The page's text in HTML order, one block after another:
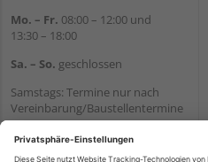
Mo. – Fr. 08:00 – 12:00 und
13:30 – 18:00
Sa. – So. geschlossen
Samstags: Termine nur nach
Vereinbarung/Baustellentermine
Wir helfen Ihnen gerne
weiter